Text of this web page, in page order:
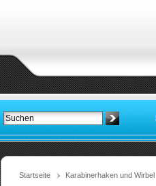
Startseite Karabinerhaken und Wirbel